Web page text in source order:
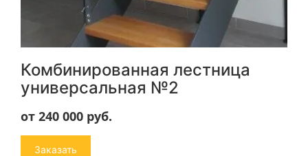
Комбинированная лестница
универсальная №2
от 240 000 руб.
Заказать